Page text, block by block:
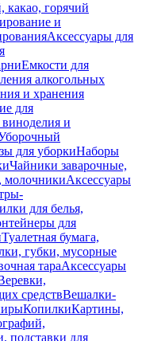
какао, горячий
и
Аксессуары для
Емкости для
алкогольных
и хранения
для
и
для уборкиНаборы
Чайники заварочные,
молочникиАксессуары
для белья,
для
Туалетная бумага,
губки, мусорные
тараАксессуары
средствВешалки-
КопилкиКартины,
подставки для